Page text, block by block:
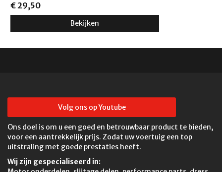
€ 29,50
Bekijken
Volg ons op Youtube
Ons doel is om u een goed en betrouwbaar product te bieden,
voor een aantrekkelijk prijs. Zodat uw voertuig een top
uitstraling met goede prestaties heeft.
Wij zijn gespecialiseerd in: